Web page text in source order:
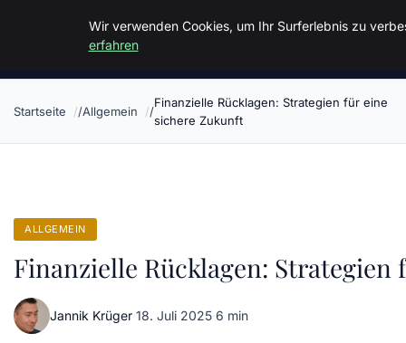
Malzminden
Startseite Allgemein
Finanzielle Rücklagen: Strategien für eine
sichere Zukunft
ALLGEMEIN
Finanzielle Rücklagen:
Jannik Krüger·18. Juli 2025·6 min
Wir verwenden Cookies, um Ihr Surferlebnis zu
erfahren